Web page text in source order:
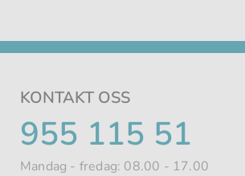
KONTAKT OSS
955 115 51
Mandag - fredag: 08.00 - 17.00